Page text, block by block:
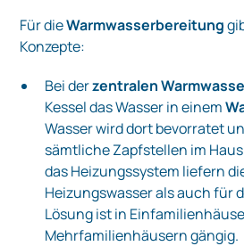
Für dieWarmwasserbereitung
Konzepte:
Bei derzentralen
Kessel das Wasser in einem
Wasser wird dort bevorratet
sämtliche Zapfstellen im
das Heizungssystem liefern
Heizungswasser als auch für
Lösung ist in
Mehrfamilienhäusern gängig.